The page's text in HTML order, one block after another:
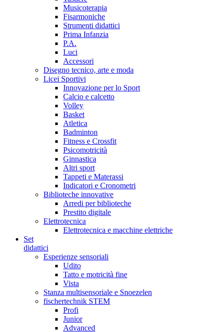
Musicoterapia
Fisarmoniche
Strumenti didattici
Prima Infanzia
P.A.
Luci
Accessori
Disegno tecnico, arte e moda
Licei Sportivi
Innovazione per lo Sport
Calcio e calcetto
Volley
Basket
Atletica
Badminton
Fitness e Crossfit
Psicomotricità
Ginnastica
Altri sport
Tappeti e Materassi
Indicatori e Cronometri
Biblioteche innovative
Arredi per biblioteche
Prestito digitale
Elettrotecnica
Elettrotecnica e macchine elettriche
Set
didattici
Esperienze sensoriali
Udito
Tatto e motricità fine
Vista
Stanza multisensoriale e Snoezelen
fischertechnik STEM
Profi
Junior
Advanced